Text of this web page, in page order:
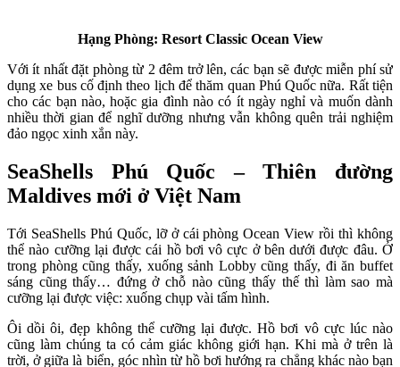
Hạng Phòng: Resort Classic Ocean View
Với ít nhất đặt phòng từ 2 đêm trở lên, các bạn sẽ được miễn phí sử
dụng xe bus cố định theo lịch để thăm quan Phú Quốc nữa. Rất tiện
cho các bạn nào, hoặc gia đình nào có ít ngày nghỉ và muốn dành
nhiều thời gian để nghĩ dưỡng nhưng vẫn không quên trải nghiệm
đảo ngọc xinh xắn này.
SeaShells Phú Quốc – Thiên đường
Maldives mới ở Việt Nam
Tới SeaShells Phú Quốc, lỡ ở cái phòng Ocean View rồi thì không
thể nào cưỡng lại được cái hồ bơi vô cực ở bên dưới được đâu. Ở
trong phòng cũng thấy, xuống sảnh Lobby cũng thấy, đi ăn buffet
sáng cũng thấy… đứng ở chỗ nào cũng thấy thế thì làm sao mà
cưỡng lại được việc: xuống chụp vài tấm hình.
Ôi dồi ôi, đẹp không thể cưỡng lại được. Hồ bơi vô cực lúc nào
cũng làm chúng ta có cảm giác không giới hạn. Khi mà ở trên là
trời, ở giữa là biển, góc nhìn từ hồ bơi hướng ra chẳng khác nào bạn